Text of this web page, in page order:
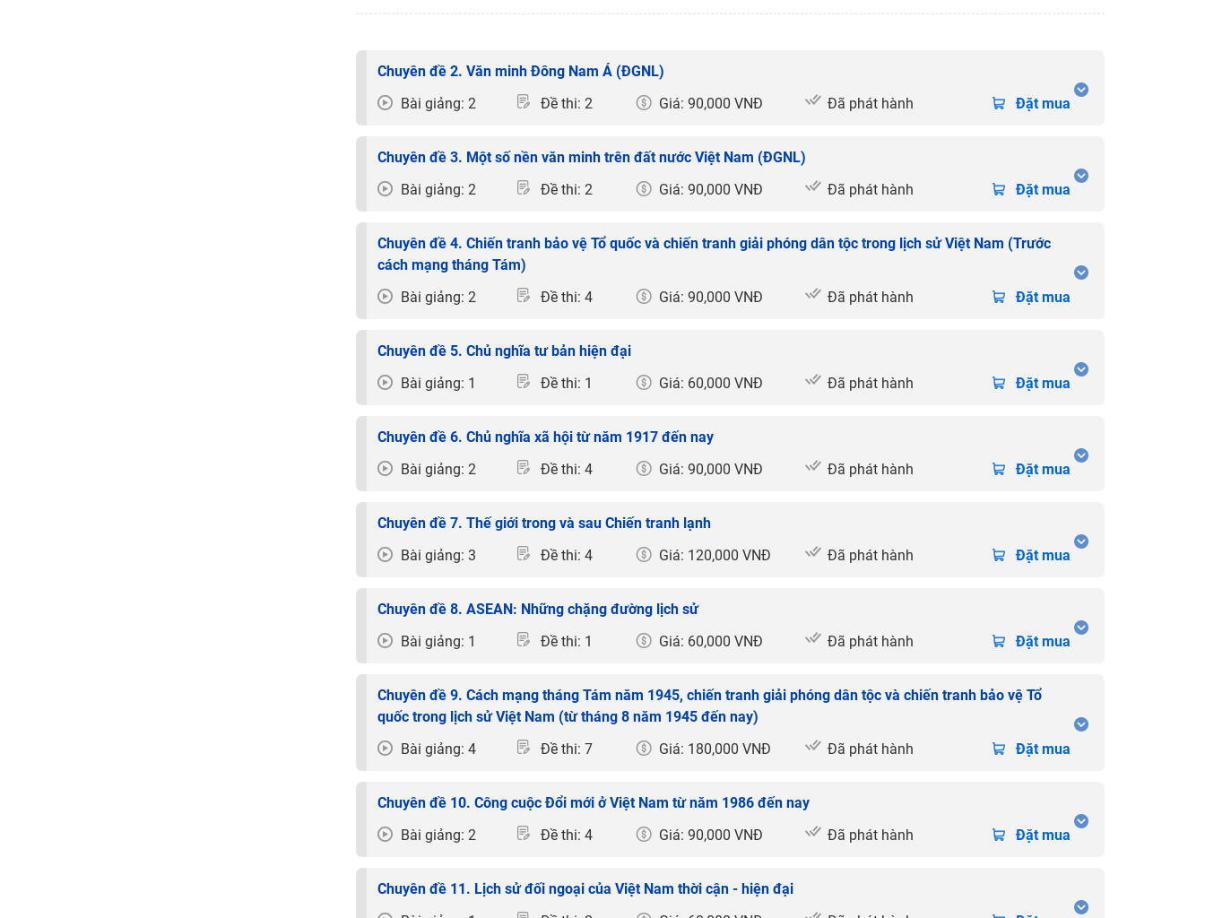
Chuyên đề 2. Văn minh Đông Nam Á (ĐGNL)
Bài giảng: 2
Đề thi: 2 Giá: 90,000 VNĐ Đã phát hành Đặt mua
Chuyên đề 3. Một số nền văn minh trên đất nước Việt Nam (ĐGNL)
Bài giảng: 2
Đề thi: 2 Giá: 90,000 VNĐ Đã phát hành Đặt mua
Chuyên đề 4. Chiến tranh bảo vệ Tổ quốc và chiến tranh giải phóng dân tộc trong lịch sử Việt Nam (Trước
cách mạng tháng Tám)
Bài giảng: 2
Đề thi: 4 Giá: 90,000 VNĐ Đã phát hành Đặt mua
Chuyên đề 5. Chủ nghĩa tư bản hiện đại
Bài giảng: 1
Đề thi: 1 Giá: 60,000 VNĐ Đã phát hành Đặt mua
Chuyên đề 6. Chủ nghĩa xã hội từ năm 1917 đến nay
Bài giảng: 2
Đề thi: 4 Giá: 90,000 VNĐ Đã phát hành Đặt mua
Chuyên đề 7. Thế giới trong và sau Chiến tranh lạnh
Bài giảng: 3
Đề thi: 4 Giá: 120,000 VNĐ Đã phát hành Đặt mua
Chuyên đề 8. ASEAN: Những chặng đường lịch sử
Bài giảng: 1
Đề thi: 1 Giá: 60,000 VNĐ Đã phát hành Đặt mua
Chuyên đề 9. Cách mạng tháng Tám năm 1945, chiến tranh giải phóng dân tộc và chiến tranh bảo vệ Tổ
quốc trong lịch sử Việt Nam (từ tháng 8 năm 1945 đến nay)
Bài giảng: 4
Đề thi: 7 Giá: 180,000 VNĐ Đã phát hành Đặt mua
Chuyên đề 10. Công cuộc Đổi mới ở Việt Nam từ năm 1986 đến nay
Bài giảng: 2
Đề thi: 4 Giá: 90,000 VNĐ Đã phát hành Đặt mua
Chuyên đề 11. Lịch sử đối ngoại của Việt Nam thời cận - hiện đại